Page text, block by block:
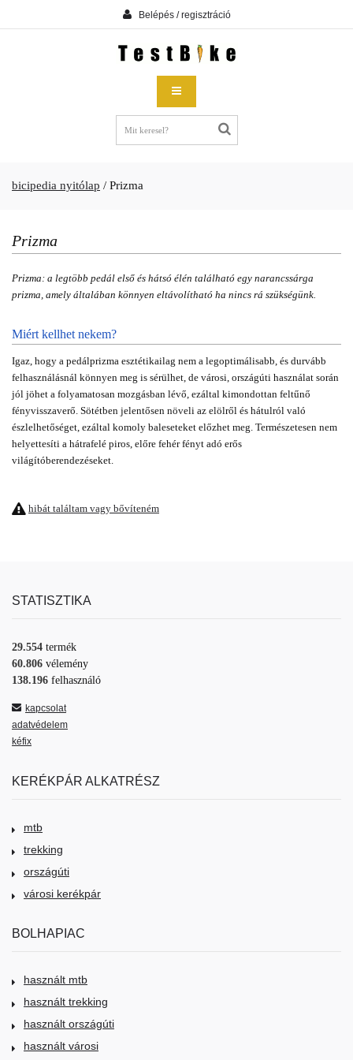
Belépés / regisztráció
bicipedia nyitólap / Prizma
Prizma
Prizma: a legtöbb pedál első és hátsó élén található egy narancssárga
prizma, amely általában könnyen eltávolítható ha nincs rá szükségünk.
Miért kellhet nekem?
Igaz, hogy a pedálprizma esztétikailag nem a legoptimálisabb, és durvább
felhasználásnál könnyen meg is sérülhet, de városi, országúti használat során
jól jöhet a folyamatosan mozgásban lévő, ezáltal kimondottan feltűnő
fényvisszaverő. Sötétben jelentősen növeli az elölről és hátulról való
észlelhetőséget, ezáltal komoly baleseteket előzhet meg. Természetesen nem
helyettesíti a hátrafelé piros, előre fehér fényt adó erős
világítóberendezéseket.
hibát találtam vagy bővíteném
STATISZTIKA
29.554 termék
60.806 vélemény
138.196 felhasználó
kapcsolat
adatvédelem
kéfix
KERÉKPÁR ALKATRÉSZ
mtb
trekking
országúti
városi kerékpár
BOLHAPIAC
használt mtb
használt trekking
használt országúti
használt városi